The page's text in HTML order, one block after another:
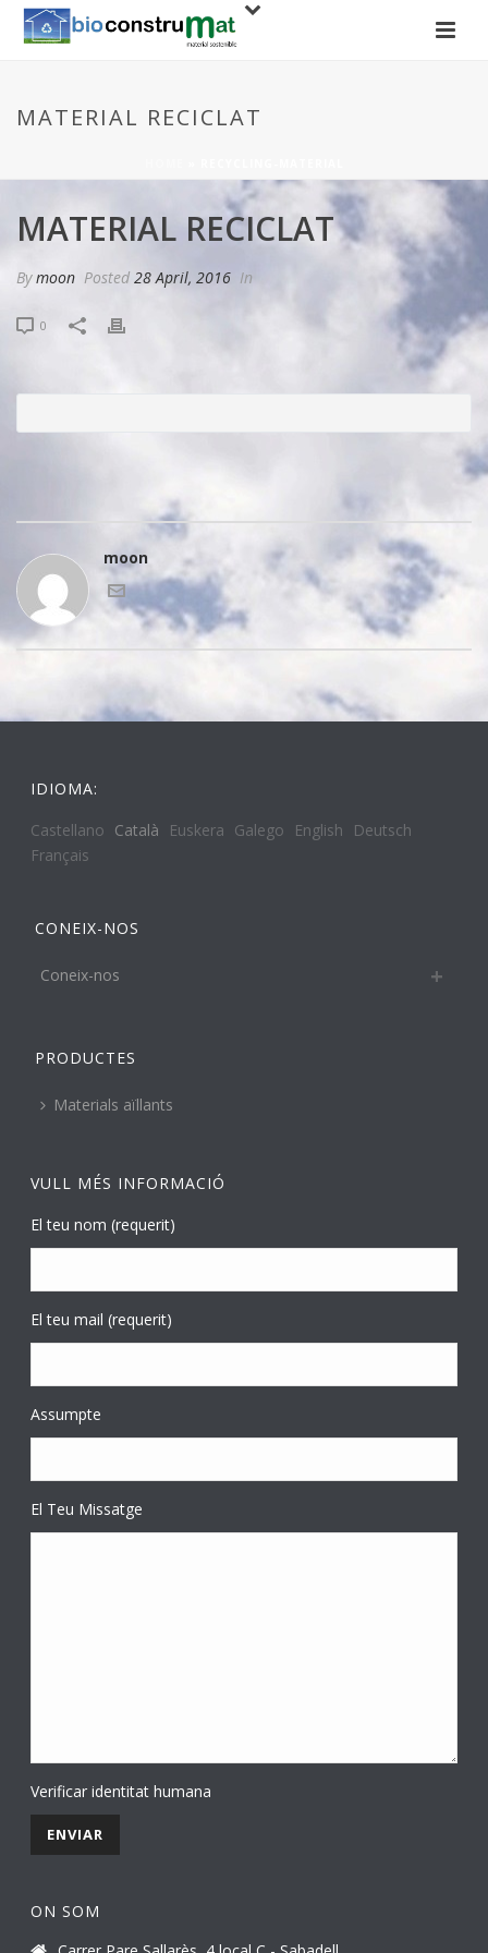
MATERIAL RECICLAT
MATERIAL RECICLAT
Bymoon Posted 28 April, 2016 In
0
moon
IDIOMA:
Castellano Català Euskera Galego English
Deutsch
Français
CONEIX-NOS
Coneix-nos
PRODUCTES
Materials aïllants
VULL MÉS INFORMACIÓ
El teu nom (requerit)
El teu mail (requerit)
Assumpte
El Teu Missatge
Verificar identitat humana
ON SOM